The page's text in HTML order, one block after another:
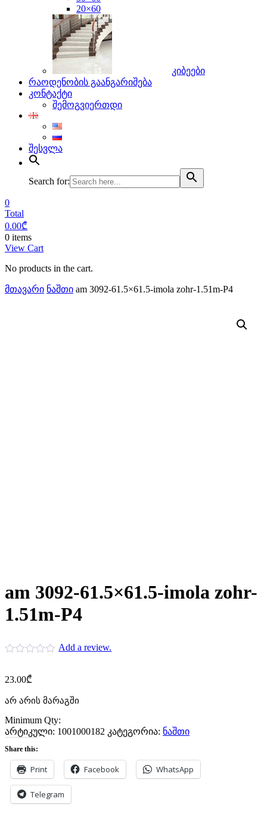
20×60
კიბეები
რაოდენობის გაანგარიშება
კონტაქტი
შემოგვიერთდი
შესვლა
Search for:
0
Total
0.00₾
0 items
View Cart
No products in the cart.
მთავარი ნაშთი am 3092-61.5×61.5-imola zohr-1.51m-P4
am 3092-61.5×61.5-imola zohr-
1.51m-P4
Add a review.
23.00₾
არ არის მარაგში
Minimum Qty:
არტიკული: 1001000182 კატეგორია: ნაშთი
Share this:
Print Facebook WhatsApp
Telegram